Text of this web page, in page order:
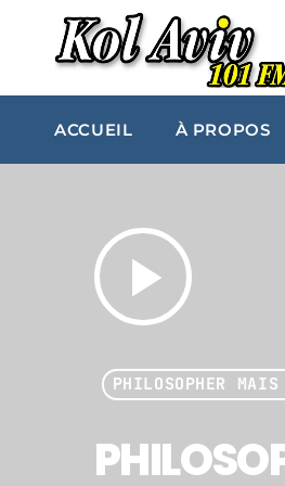
ACCUEIL À PROPOS
play_arrow
PHILOSOPHER